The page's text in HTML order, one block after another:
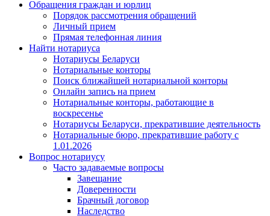
Обращения граждан и юрлиц
Порядок рассмотрения обращений
Личный прием
Прямая телефонная линия
Найти нотариуса
Нотариусы Беларуси
Нотариальные конторы
Поиск ближайшей нотариальной конторы
Онлайн запись на прием
Нотариальные конторы, работающие в
воскресенье
Нотариусы Беларуси, прекратившие деятельность
Нотариальные бюро, прекратившие работу с
1.01.2026
Вопрос нотариусу
Часто задаваемые вопросы
Завещание
Доверенности
Брачный договор
Наследство